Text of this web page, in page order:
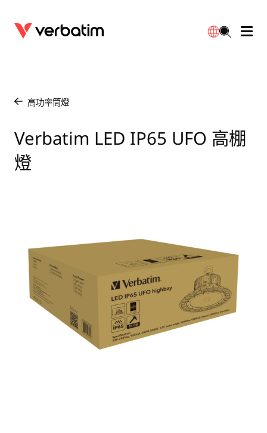
高功率筒燈
Verbatim LED IP65 UFO 高棚
燈
BD-R/RE光碟
CD-R/RW光碟
DVDR/RW光碟
內置 SSD
USB 隨身碟
配件
便攜式顯示器
滑鼠和鍵盤
HDMI 連接線
手機配件
藍牙追蹤器
同步和充電線
電源充電
旅行轉插
充電器
GaN充電器
LED照明
燈泡
射燈
一體化
LED配件
保養
代理商
聯絡我們
繁體中文